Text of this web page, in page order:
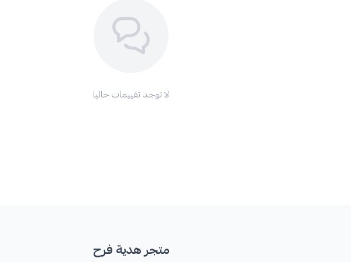
لا توجد تقييمات حاليا
متجر هدية فرح